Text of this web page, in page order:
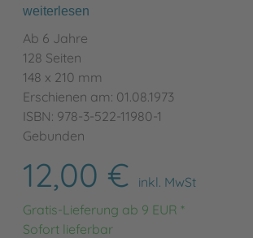
weiterlesen
Ab 6 Jahre
128 Seiten
148 x 210 mm
Erschienen am: 01.08.1973
ISBN: 978-3-522-11980-1
Gebunden
12,00 €
inkl. MwSt
Gratis-Lieferung ab 9 EUR *
Sofort lieferbar